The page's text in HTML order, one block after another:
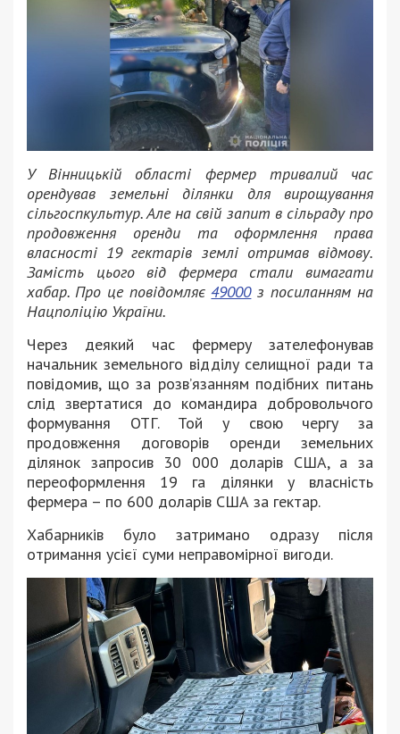
У Вінницькій області фермер тривалий час
орендував земельні ділянки для вирощування
сільгоспкультур. Але на свій запит в сільраду про
продовження оренди та оформлення права
власності 19 гектарів землі отримав відмову.
Замість цього від фермера стали вимагати
хабар. Про це повідомляє49000з посиланням на
Нацполіцію України.
Через деякий час фермеру зателефонував
начальник земельного відділу селищної ради та
повідомив, що за розв’язанням подібних питань
слід звертатися до командира добровольчого
формування ОТГ. Той у свою чергу за
продовження договорів оренди земельних
ділянок запросив 30 000 доларів США, а за
переоформлення 19 га ділянки у власність
фермера – по 600 доларів США за гектар.
Хабарників було затримано одразу після
отримання усієї суми неправомірної вигоди.